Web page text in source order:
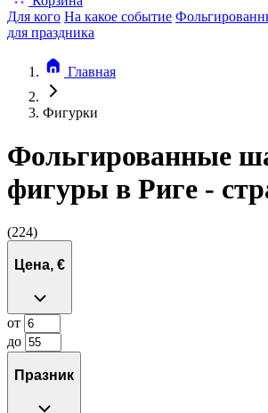
Для кого На какое событие
для праздника
Главная
Фигурки
Фольгированные
фигуры в Риге -
(224)
Цена, €
от
до
Празник